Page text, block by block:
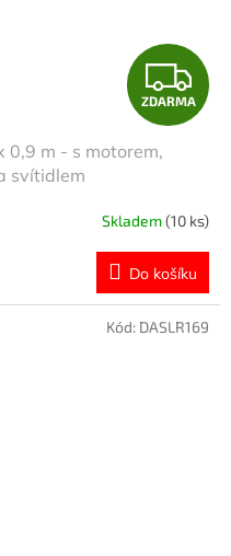
Z
D
R
M
A
ZDARMA
0,9 m - s motorem,
svítidlem
Skladem(10 ks)
Do košíku
Kód: DASLR169